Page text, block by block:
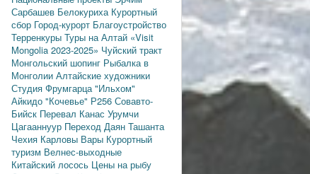
Сарбашев Белокуриха Курортный
сбор Город-курорт Благоустройство
Терренкуры Туры на Алтай «Visit
Mongolia 2023-2025» Чуйский тракт
Монгольский шопинг Рыбалка в
Монголии Алтайские художники
Студия Фрумгарца"Ильхом"
Айкидо "Кочевье" Р256 Совавто-
Бийск Перевал Канас Урумчи
Цагааннуур Переход Даян Ташанта
Чехия Карловы Вары Курортный
туризм Велнес-выходные
Китайский лосось Цены на рыбу